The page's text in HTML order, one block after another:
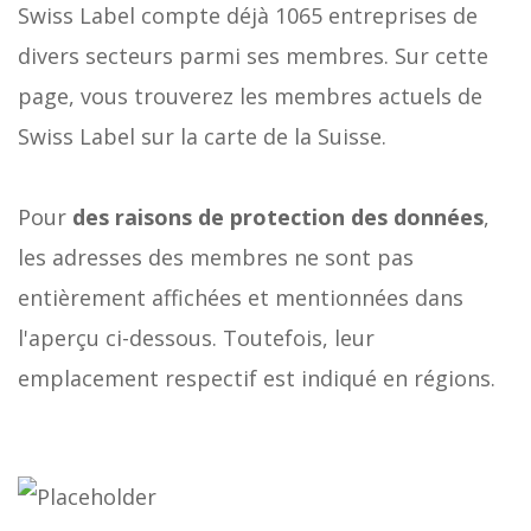
Swiss Label compte déjà 1065 entreprises de
divers secteurs parmi ses membres. Sur cette
page, vous trouverez les membres actuels de
Swiss Label sur la carte de la Suisse.
Pour des raisons de protection des données,
les adresses des membres ne sont pas
entièrement affichées et mentionnées dans
l'aperçu ci-dessous. Toutefois, leur
emplacement respectif est indiqué en régions.